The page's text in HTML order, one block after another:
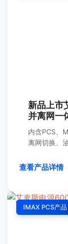
新品上市
并离网一
内含PCS、
离网切换、
查看产品详情
IMAX PCS产品